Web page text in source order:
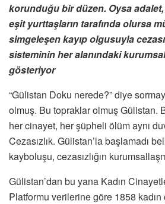
korunduğu bir düzen. Oysa adalet,
eşit yurttaşların tarafında olursa
simgeleşen kayıp olgusuyla
sisteminin her alanındaki
gösteriyor
“Gülistan Doku nerede?” diye
olmuş. Bu topraklar olmuş Gülistan.
her cinayet, her şüpheli ölüm aynı
Cezasızlık. Gülistan’la başlamadı
kayboluşu, cezasızlığın
Gülistan’dan bu yana Kadın
Platformu verilerine göre 1858